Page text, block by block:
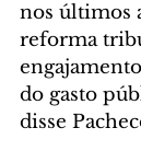
nos últimos
reforma
do gasto
disse